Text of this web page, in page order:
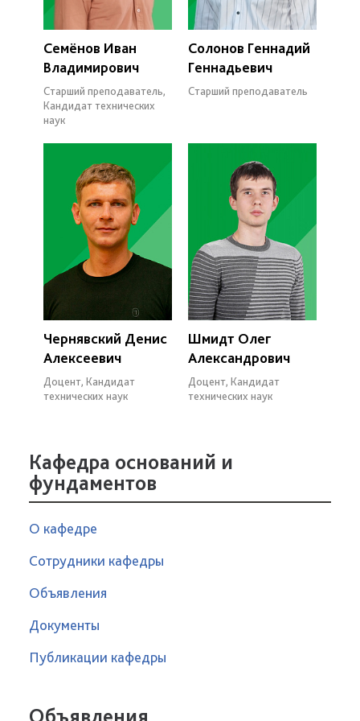
Семёнов Иван
Владимирович
Старший преподаватель,
Кандидат технических
наук
Солонов Геннадий
Геннадьевич
Старший преподаватель
Чернявский Денис
Алексеевич
Доцент, Кандидат
технических наук
Шмидт Олег
Александрович
Доцент, Кандидат
технических наук
Кафедра оснований и
фундаментов
О кафедре
Сотрудники кафедры
Объявления
Документы
Публикации кафедры
Объявления